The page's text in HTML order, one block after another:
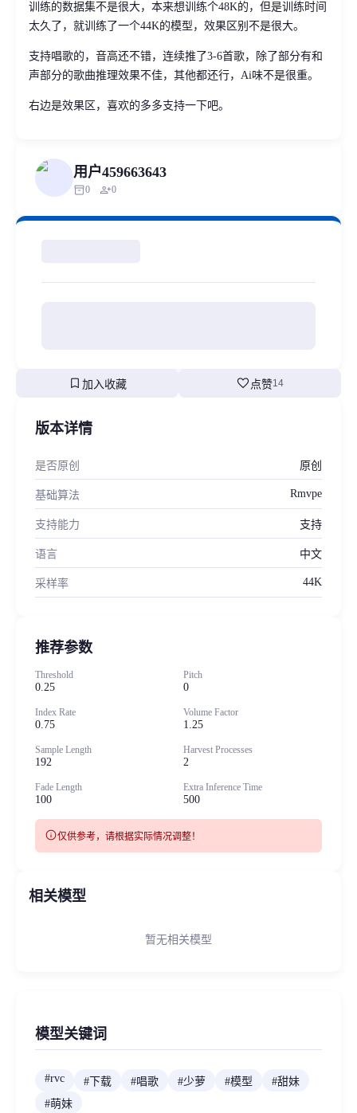
训练的数据集不是很大，本来想训练个48K的，但是训练时间
太久了，就训练了一个44K的模型，效果区别不是很大。
支持唱歌的，音高还不错，连续推了3-6首歌，除了部分有和
声部分的歌曲推理效果不佳，其他都还行，Ai味不是很重。
右边是效果区，喜欢的多多支持一下吧。
用户459663643
inventory_20 person_add0
bookmark 加入收藏 favorite 点赞14
版本详情
是否原创 原创
基础算法 Rmvpe
支持能力 支持
语言 中文
采样率 44K
推荐参数
Threshold
0.25
Pitch
0
Index Rate
0.75
Volume Factor
1.25
Sample Length
192
Harvest Processes
2
Fade Length
100
Extra Inference Time
500
info仅供参考，请根据实际情况调整！
相关模型
暂无相关模型
模型关键词
#rvc # 下载 #唱歌 #少萝 #模型 #甜妹
#萌妹